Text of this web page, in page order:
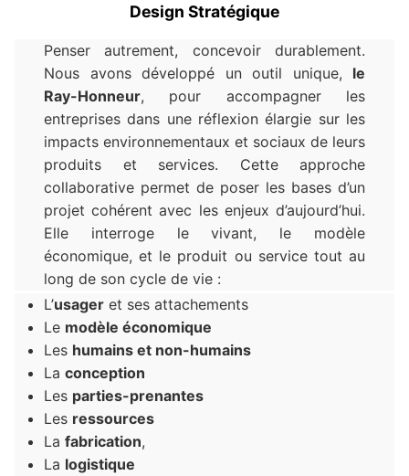
Design Stratégique
Penser autrement, concevoir durablement.
Nous avons développé un outil unique, le
Ray-Honneur, pour accompagner les
entreprises dans une réflexion élargie sur les
impacts environnementaux et sociaux de leurs
produits et services. Cette approche
collaborative permet de poser les bases d’un
projet cohérent avec les enjeux d’aujourd’hui.
Elle interroge le vivant, le modèle
économique, et le produit ou service tout au
long de son cycle de vie :
L’usager et ses attachements
Le modèle économique
Les humains et non-humains
La conception
Les parties-prenantes
Les ressources
La fabrication,
La logistique